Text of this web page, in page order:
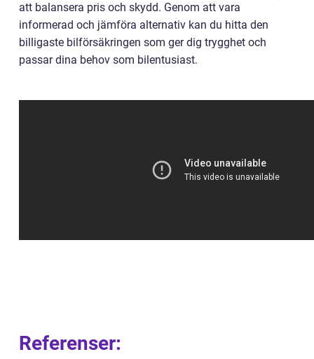
att balansera pris och skydd. Genom att vara
informerad och jämföra alternativ kan du hitta den
billigaste bilförsäkringen som ger dig trygghet och
passar dina behov som bilentusiast.
Referenser: